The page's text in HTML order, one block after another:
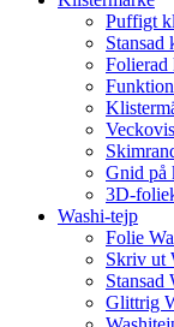
Puffigt
Stansad
Folierad
Gnid på
3D-
Washi-tejp
Folie
Skriv ut
Stansad
Glittrig